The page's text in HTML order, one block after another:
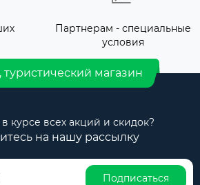
Партнерам - специальные
условия
туристический магазин
курсе всех акций и скидок?
на нашу рассылку
Подписаться